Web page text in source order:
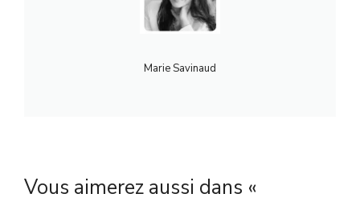
Marie Savinaud
Vous aimerez aussi dans «